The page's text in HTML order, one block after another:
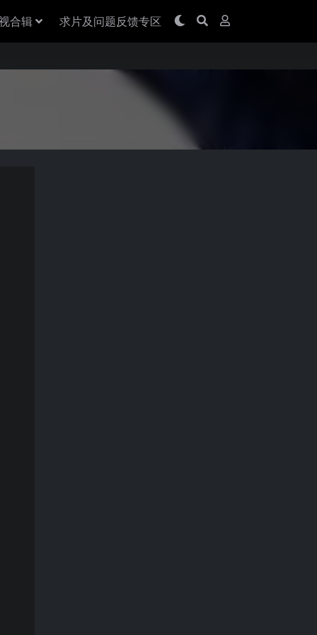
合辑 求片及问题反馈专区